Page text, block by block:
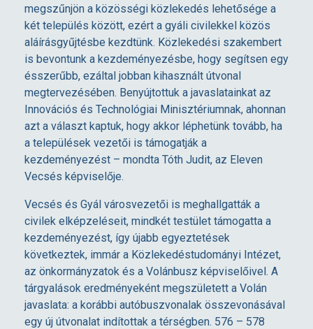
d
i
k
B
d
a
p
megszűnjön a közösségi közlekedés lehetősége a
két település között, ezért a gyáli civilekkel közös
aláírásgyűjtésbe kezdtünk. Közlekedési szakembert
is bevontunk a kezdeményezésbe, hogy segítsen egy
ésszerűbb, ezáltal jobban kihasznált útvonal
megtervezésében. Benyújtottuk a javaslatainkat az
Innovációs és Technológiai Minisztériumnak, ahonnan
azt a választ kaptuk, hogy akkor léphetünk tovább, ha
a települések vezetői is támogatják a
kezdeményezést – mondta Tóth Judit, az Eleven
Vecsés képviselője.
Vecsés és Gyál városvezetői is meghallgatták a
civilek elképzeléseit, mindkét testület támogatta a
kezdeményezést, így újabb egyeztetések
következtek, immár a Közlekedéstudományi Intézet,
az önkormányzatok és a Volánbusz képviselőivel. A
tárgyalások eredményeként megszületett a Volán
javaslata: a korábbi autóbuszvonalak összevonásával
egy új útvonalat indítottak a térségben. 576 – 578